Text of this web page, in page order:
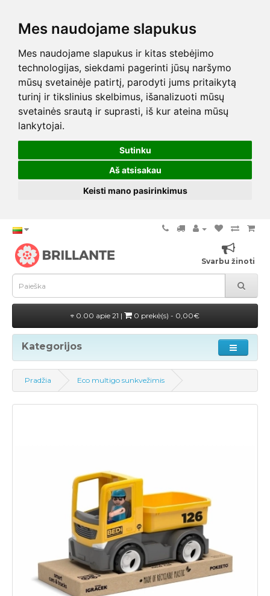
Mes naudojame slapukus
Mes naudojame slapukus ir kitas stebėjimo
technologijas, siekdami pagerinti jūsų naršymo
mūsų svetainėje patirtį, parodyti jums pritaikytą
turinį ir tikslinius skelbimus, išanalizuoti mūsų
svetainės srautą ir suprasti, iš kur ateina mūsų
lankytojai.
Sutinku
Aš atsisakau
Keisti mano pasirinkimus
Svarbu žinoti
0.00 apie 21 | 0 prekė(s) - 0,00€
Kategorijos
Pradžia Eco multigo sunkvežimis